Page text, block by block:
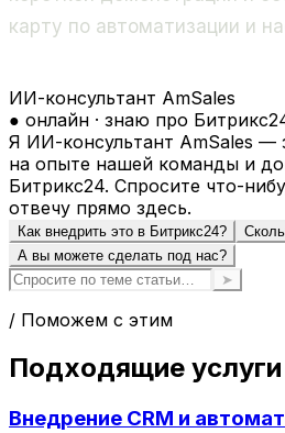
карту по автоматизации и
ИИ-консультант AmSales
● онлайн · знаю про
Я ИИ-консультант AmSales —
на опыте нашей команды и
Битрикс24. Спросите что-
отвечу прямо здесь.
Как внедрить это в Битрикс24?
А вы можете сделать под нас?
➤
/ Поможем с этим
Подходящие услуги
Внедрение CRM и